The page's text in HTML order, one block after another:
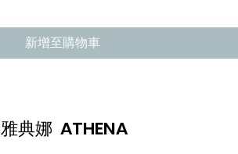
新增至購物車
雅典娜 ATHENA